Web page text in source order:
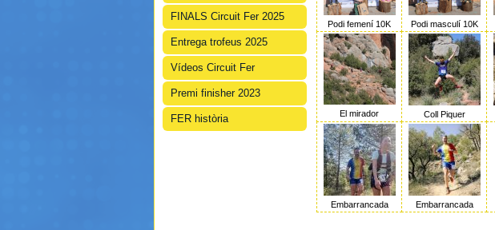
FINALS Circuit Fer 2025
Entrega trofeus 2025
Vídeos Circuit Fer
Premi finisher 2023
FER història
Podi femení 10K Podi masculí 10K
El mirador Coll Piquer
Embarrancada Embarrancada